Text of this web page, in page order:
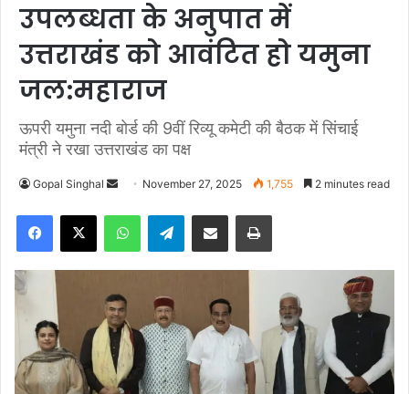
उपलब्धता के अनुपात में
उत्तराखंड को आवंटित हो यमुना
जल:महाराज
ऊपरी यमुना नदी बोर्ड की 9वीं रिव्यू कमेटी की बैठक में सिंचाई
मंत्री ने रखा उत्तराखंड का पक्ष
Gopal Singhal
n
d
a
n
e
m
a
i
November 27, 2025 1,755 2 minutes read
Telegram